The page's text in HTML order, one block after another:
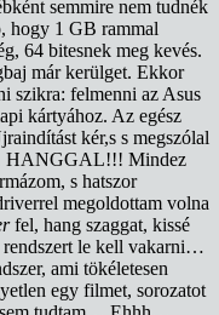
semmire nem tudnék
hogy 1 GB rammal
64 bitesnek meg kevés.
már kerülget. Ekkor
szikra: felmenni az Asus
kártyához. Az egész
kér,s s megszólal
HANGGAL!!! Mindez
s hatszor
megoldottam volna
fel, hang szaggat, kissé
rendszert le kell vakarni…
ami tökéletesen
egy filmet, sorozatot